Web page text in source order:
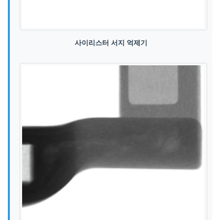
사이리스터 서지 억제기